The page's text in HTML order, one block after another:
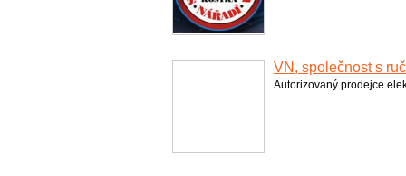
VN, společnost s
Autorizovaný prodejce